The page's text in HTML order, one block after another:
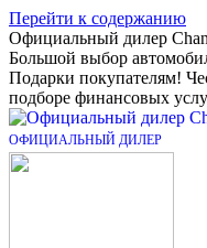
Перейти к содержанию
Официальный дилер
Большой выбор
Подарки покупателям!
подборе финансовых